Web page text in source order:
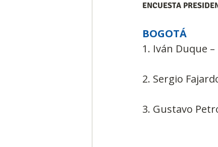
ENCUESTA
BOGOTÁ
1. Iván Duque
2. Sergio
3. Gustavo